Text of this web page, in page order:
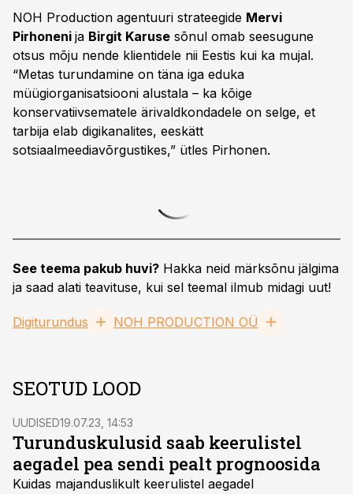
NOH Production agentuuri strateegide Mervi
Pirhoneni ja Birgit Karuse sõnul omab seesugune
otsus mõju nende klientidele nii Eestis kui ka mujal.
“Metas turundamine on täna iga eduka
müügiorganisatsiooni alustala – ka kõige
konservatiivsematele ärivaldkondadele on selge, et
tarbija elab digikanalites, eeskätt
sotsiaalmeediavõrgustikes,” ütles Pirhonen.
See teema pakub huvi? Hakka neid märksõnu jälgima
ja saad alati teavituse, kui sel teemal ilmub midagi uut!
Digiturundus NOH PRODUCTION OÜ
SEOTUD LOOD
UUDISED19.07.23, 14:53
Turunduskulusid saab keerulistel
aegadel pea sendi pealt prognoosida
Kuidas majanduslikult keerulistel aegadel